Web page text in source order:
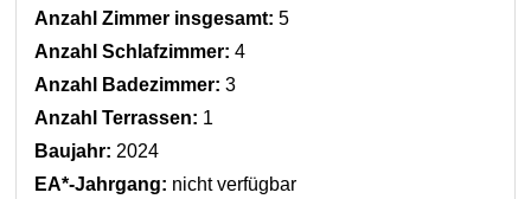
Anzahl Zimmer insgesamt: 5
Anzahl Schlafzimmer: 4
Anzahl Badezimmer: 3
Anzahl Terrassen: 1
Baujahr: 2024
EA*-Jahrgang: nicht verfügbar